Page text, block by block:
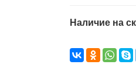
Наличие на